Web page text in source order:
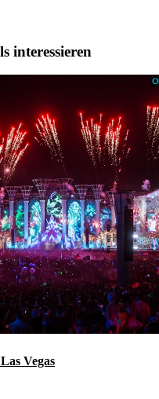
interessieren
Vegas